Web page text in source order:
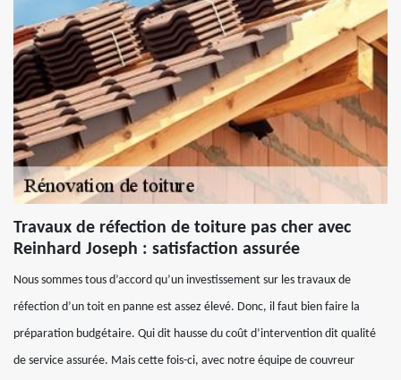
Travaux de réfection de toiture pas cher avec
Reinhard Joseph : satisfaction assurée
Nous sommes tous d’accord qu’un investissement sur les travaux de
réfection d’un toit en panne est assez élevé. Donc, il faut bien faire la
préparation budgétaire. Qui dit hausse du coût d’intervention dit qualité
de service assurée. Mais cette fois-ci, avec notre équipe de couvreur